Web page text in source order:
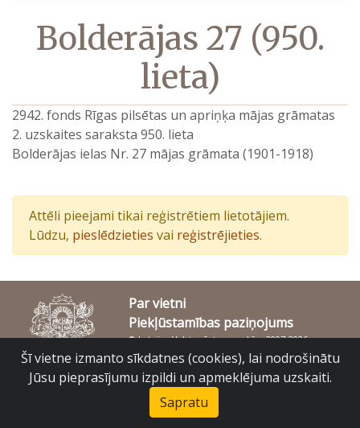
Bolderājas 27 (950.
lieta)
2942. fonds Rīgas pilsētas un apriņķa mājas grāmatas
2. uzskaites saraksta 950. lieta
Bolderājas ielas Nr. 27 mājas grāmata (1901-1918)
Attēli pieejami tikai reģistrētiem lietotājiem.
Lūdzu, pieslēdzieties vai reģistrējieties.
Par vietni
Piekļūstamības paziņojums
© Latvijas Valsts vēstures arhīvs 2007-2026
Slokas iela 16, Rīga, LV – 1048
Šī vietne izmanto sīkdatnes (cookies), lai nodrošinātu
Jūsu pieprasījumu izpildi un apmeklējuma uzskaiti.
Sapratu